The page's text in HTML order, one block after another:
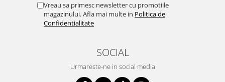
Vreau sa primesc newsletter cu promotiile
magazinului. Afla mai multe in Politica de
Confidentialitate
SOCIAL
Urmareste-ne in social media